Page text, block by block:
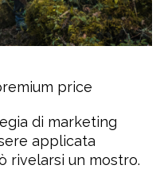
price
di marketing
applicata
rivelarsi un mostro.